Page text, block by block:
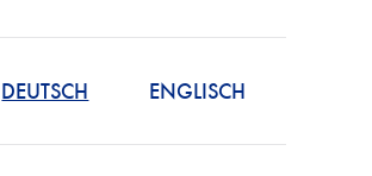
ENGLISCH
DEUTSCH